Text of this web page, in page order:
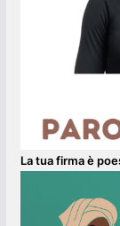
La tua firma è